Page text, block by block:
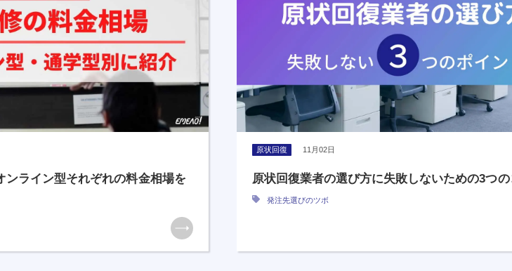
ンライン型それぞれの料金相場を
原状回復 11月02日
原状回復業者の選び方に失敗しないための3つ
発注先選びのツボ